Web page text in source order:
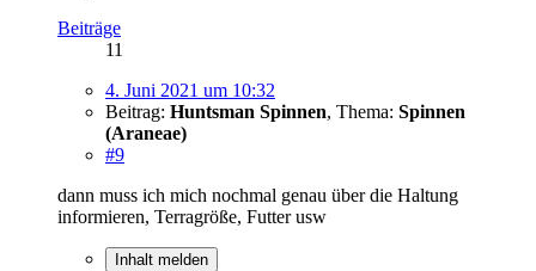
Beiträge
11
4. Juni 2021 um 10:32
Beitrag: Huntsman Spinnen, Thema: Spinnen
(Araneae)
#9
dann muss ich mich nochmal genau über die Haltung
informieren, Terragröße, Futter usw
Inhalt melden